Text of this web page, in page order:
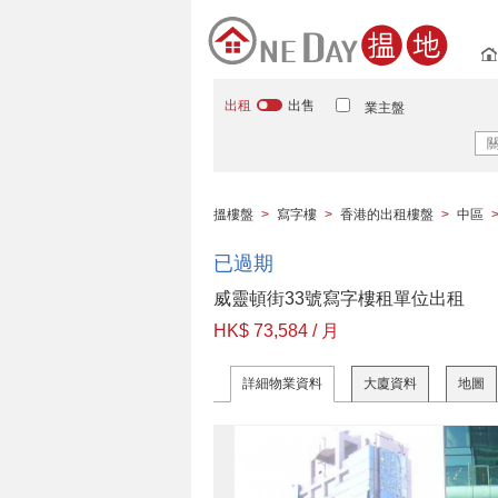
出租 出售 業主盤
搵樓盤 > 寫字樓 > 香港的出租樓盤 > 中區 >
已過期
威靈頓街33號寫字樓租單位出租
HK$ 73,584 / 月
詳細物業資料 大廈資料 地圖